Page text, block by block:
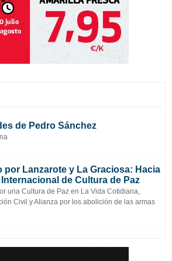
de Pedro Sánchez
por Lanzarote y La Graciosa: Hacia
de Cultura de Paz
una Cultura de Paz en La Vida Cotidiana,
Civil y Alianza por los abolición de las armas